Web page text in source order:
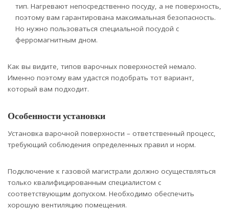
тип. Нагревают непосредственно посуду, а не поверхность,
поэтому вам гарантирована максимальная безопасность.
Но нужно пользоваться специальной посудой с
ферромагнитным дном.
Как вы видите, типов варочных поверхностей немало.
Именно поэтому вам удастся подобрать тот вариант,
который вам подходит.
Особенности установки
Установка варочной поверхности – ответственный процесс,
требующий соблюдения определенных правил и норм.
Подключение к газовой магистрали должно осуществляться
только квалифицированным специалистом с
соответствующим допуском. Необходимо обеспечить
хорошую вентиляцию помещения.